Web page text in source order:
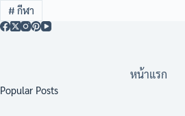
# กีฬา
หน้าแรก
Popular Posts